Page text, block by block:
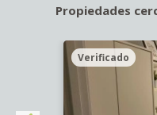
Propiedades
Verificado